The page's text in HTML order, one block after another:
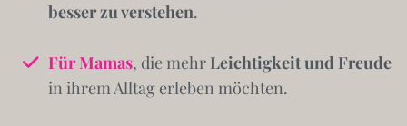
besser zu verstehen.
Für Mamas, die mehr Leichtigkeit und Freude
in ihrem Alltag erleben möchten.